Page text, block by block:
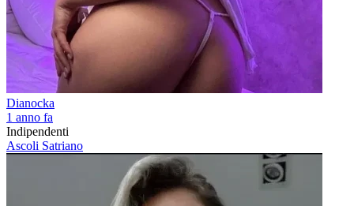
Dianocka
1 anno fa
Indipendenti
Ascoli Satriano